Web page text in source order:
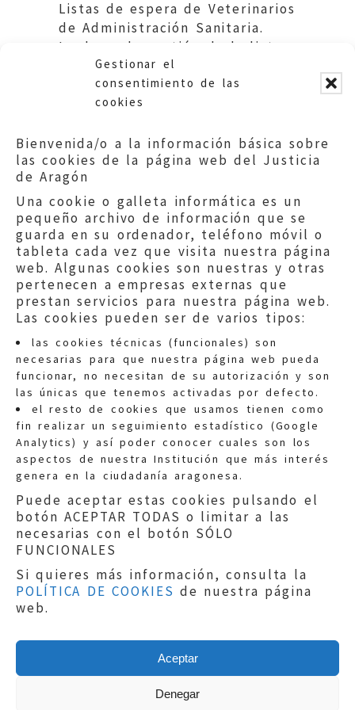
Gestionar el
consentimiento de las
cookies
Bienvenida/o a la información básica sobre
las cookies de la página web del Justicia
de Aragón
Una cookie o galleta informática es un
pequeño archivo de información que se
guarda en su ordenador, teléfono móvil o
tableta cada vez que visita nuestra página
web. Algunas cookies son nuestras y otras
pertenecen a empresas externas que
prestan servicios para nuestra página web.
Las cookies pueden ser de varios tipos:
las cookies técnicas (funcionales) son
necesarias para que nuestra página web pueda
funcionar, no necesitan de su autorización y son
las únicas que tenemos activadas por defecto.
el resto de cookies que usamos tienen como
fin realizar un seguimiento estadístico (Google
Analytics) y así poder conocer cuales son los
aspectos de nuestra Institución que más interés
genera en la ciudadanía aragonesa.
Puede aceptar estas cookies pulsando el
botón ACEPTAR TODAS o limitar a las
necesarias con el botón SÓLO
FUNCIONALES
Si quieres más información, consulta la
POLÍTICA DE COOKIES de nuestra página
web.
Aceptar
Denegar
Listas de espera de Veterinarios
de Administración Sanitaria.
Inadecuada gestión de la lista
de sustituciones.
Quejas:quejas@eljusticiadearagon.es
Información general:
informacion@eljusticiadearagon.es
Teléfonos:900 210 210/
Aviso legal|Política de privacidad|
Protección de Datos
Política de cookies
Copyright © 2019El Justicia de Aragón|
Sephor Consulting